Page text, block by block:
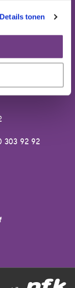
Details tonen
303 92 92